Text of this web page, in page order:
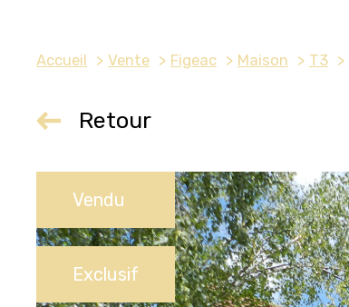
Accueil Vente Figeac Maison T3
Retour
Vendu
Exclusif